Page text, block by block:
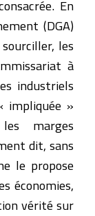
En
(DGA)
les
à
industriels
impliquée »
marges
dit, sans
le propose
économies,
vérité sur